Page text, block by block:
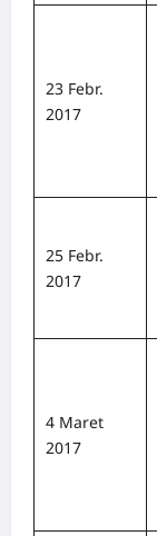
23 Febr.
2017
25 Febr.
2017
4 Maret
2017